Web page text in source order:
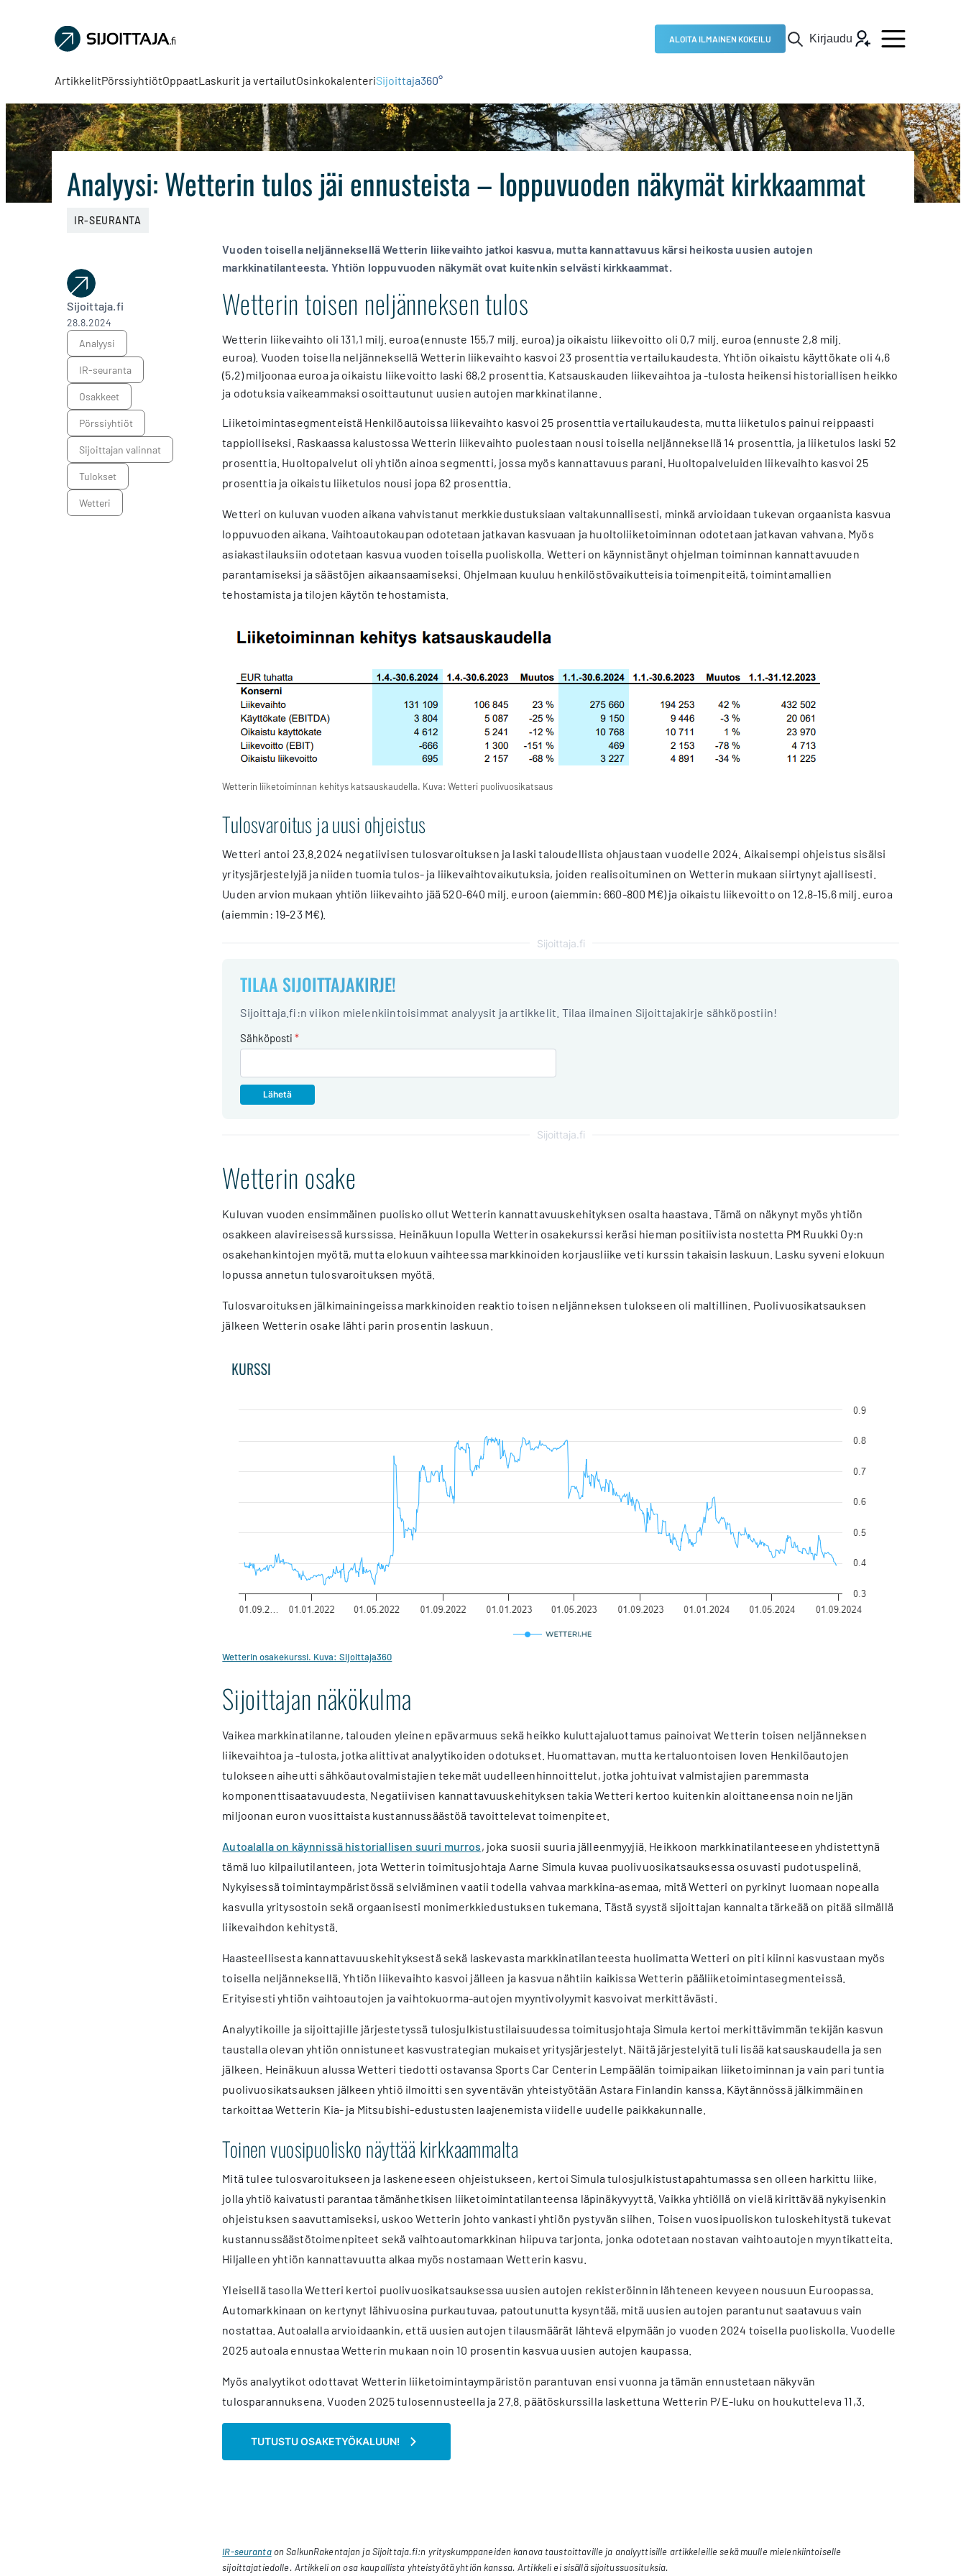
Sijoittaja.fi
Tee
sijoituspäätöksiä
ALOITA ILMAINEN KOKEILU Kirjaudu
ArtikkelitPörssiyhtiötOppaatLaskurit ja vertailutOsinkokalenteriSijoittaja360°
Analyysi: Wetterin tulos jäi ennusteista – loppuvuoden näkymät kirkkaammat
IR-SEURANTA
Sijoittaja.fi
28.8.2024
analyysi
IR-seuranta
osakkeet
pörssiyhtiöt
sijoittajan valinnat
tulokset
Wetteri
Vuoden toisella neljänneksellä Wetterin liikevaihto jatkoi kasvua, mutta kannattavuus kärsi heikosta uusien autojen
markkinatilanteesta. Yhtiön loppuvuoden näkymät ovat kuitenkin selvästi kirkkaammat.
Wetterin toisen neljänneksen tulos
Wetterin liikevaihto oli 131,1 milj. euroa (ennuste 155,7 milj. euroa) ja oikaistu liikevoitto oli 0,7 milj. euroa (ennuste 2,8 milj.
euroa). Vuoden toisella neljänneksellä Wetterin liikevaihto kasvoi 23 prosenttia vertailukaudesta. Yhtiön oikaistu käyttökate oli 4,6
(5,2) miljoonaa euroa ja oikaistu liikevoitto laski 68,2 prosenttia. Katsauskauden liikevaihtoa ja -tulosta heikensi historiallisen heikko
ja odotuksia vaikeammaksi osoittautunut uusien autojen markkinatilanne.
Liiketoimintasegmenteistä Henkilöautoissa liikevaihto kasvoi 25 prosenttia vertailukaudesta, mutta liiketulos painui reippaasti
tappiolliseksi. Raskaassa kalustossa Wetterin liikevaihto puolestaan nousi toisella neljänneksellä 14 prosenttia, ja liiketulos laski 52
prosenttia. Huoltopalvelut oli yhtiön ainoa segmentti, jossa myös kannattavuus parani. Huoltopalveluiden liikevaihto kasvoi 25
prosenttia ja oikaistu liiketulos nousi jopa 62 prosenttia.
Wetteri on kuluvan vuoden aikana vahvistanut merkkiedustuksiaan valtakunnallisesti, minkä arvioidaan tukevan orgaanista kasvua
loppuvuoden aikana. Vaihtoautokaupan odotetaan jatkavan kasvuaan ja huoltoliiketoiminnan odotetaan jatkavan vahvana. Myös
asiakastilauksiin odotetaan kasvua vuoden toisella puoliskolla. Wetteri on käynnistänyt ohjelman toiminnan kannattavuuden
parantamiseksi ja säästöjen aikaansaamiseksi. Ohjelmaan kuuluu henkilöstövaikutteisia toimenpiteitä, toimintamallien
tehostamista ja tilojen käytön tehostamista.
Wetterin liiketoiminnan kehitys katsauskaudella. Kuva: Wetteri puolivuosikatsaus
Tulosvaroitus ja uusi ohjeistus
Wetteri antoi 23.8.2024 negatiivisen tulosvaroituksen ja laski taloudellista ohjaustaan vuodelle 2024. Aikaisempi ohjeistus sisälsi
yritysjärjestelyjä ja niiden tuomia tulos- ja liikevaihtovaikutuksia, joiden realisoituminen on Wetterin mukaan siirtynyt ajallisesti.
Uuden arvion mukaan yhtiön liikevaihto jää 520-640 milj. euroon (aiemmin: 660-800 M€) ja oikaistu liikevoitto on 12,8-15,6 milj. euroa
(aiemmin: 19-23 M€).
Sijoittaja.fi
TILAA SIJOITTAJAKIRJE!
Sijoittaja.fi:n viikon mielenkiintoisimmat analyysit ja artikkelit. Tilaa ilmainen Sijoittajakirje sähköpostiin!
Sähköposti *
Sijoittaja.fi
Wetterin osake
Kuluvan vuoden ensimmäinen puolisko ollut Wetterin kannattavuuskehityksen osalta haastava. Tämä on näkynyt myös yhtiön
osakkeen alavireisessä kurssissa. Heinäkuun lopulla Wetterin osakekurssi keräsi hieman positiivista nostetta PM Ruukki Oy:n
osakehankintojen myötä, mutta elokuun vaihteessa markkinoiden korjausliike veti kurssin takaisin laskuun. Lasku syveni elokuun
lopussa annetun tulosvaroituksen myötä.
Tulosvaroituksen jälkimainingeissa markkinoiden reaktio toisen neljänneksen tulokseen oli maltillinen. Puolivuosikatsauksen
jälkeen Wetterin osake lähti parin prosentin laskuun.
Wetterin osakekurssi. Kuva: Sijoittaja360
Sijoittajan näkökulma
Vaikea markkinatilanne, talouden yleinen epävarmuus sekä heikko kuluttajaluottamus painoivat Wetterin toisen neljänneksen
liikevaihtoa ja -tulosta, jotka alittivat analyytikoiden odotukset. Huomattavan, mutta kertaluontoisen loven Henkilöautojen
tulokseen aiheutti sähköautovalmistajien tekemät uudelleenhinnoittelut, jotka johtuivat valmistajien paremmasta
komponenttisaatavuudesta. Negatiivisen kannattavuuskehityksen takia Wetteri kertoo kuitenkin aloittaneensa noin neljän
miljoonan euron vuosittaista kustannussäästöä tavoittelevat toimenpiteet.
Autoalalla on käynnissä historiallisen suuri murros, joka suosii suuria jälleenmyyjiä. Heikkoon markkinatilanteeseen yhdistettynä
tämä luo kilpailutilanteen, jota Wetterin toimitusjohtaja Aarne Simula kuvaa puolivuosikatsauksessa osuvasti pudotuspelinä.
Nykyisessä toimintaympäristössä selviäminen vaatii todella vahvaa markkina-asemaa, mitä Wetteri on pyrkinyt luomaan nopealla
kasvulla yritysostoin sekä orgaanisesti monimerkkiedustuksen tukemana. Tästä syystä sijoittajan kannalta tärkeää on pitää silmällä
liikevaihdon kehitystä.
Haasteellisesta kannattavuuskehityksestä sekä laskevasta markkinatilanteesta huolimatta Wetteri on piti kiinni kasvustaan myös
toisella neljänneksellä. Yhtiön liikevaihto kasvoi jälleen ja kasvua nähtiin kaikissa Wetterin pääliiketoimintasegmenteissä.
Erityisesti yhtiön vaihtoautojen ja vaihtokuorma-autojen myyntivolyymit kasvoivat merkittävästi.
Analyytikoille ja sijoittajille järjestetyssä tulosjulkistustilaisuudessa toimitusjohtaja Simula kertoi merkittävimmän tekijän kasvun
taustalla olevan yhtiön onnistuneet kasvustrategian mukaiset yritysjärjestelyt. Näitä järjestelyitä tuli lisää katsauskaudella ja sen
jälkeen. Heinäkuun alussa Wetteri tiedotti ostavansa Sports Car Centerin Lempäälän toimipaikan liiketoiminnan ja vain pari tuntia
puolivuosikatsauksen jälkeen yhtiö ilmoitti sen syventävän yhteistyötään Astara Finlandin kanssa. Käytännössä jälkimmäinen
tarkoittaa Wetterin Kia- ja Mitsubishi-edustusten laajenemista viidelle uudelle paikkakunnalle.
Toinen vuosipuolisko näyttää kirkkaammalta
Mitä tulee tulosvaroitukseen ja laskeneeseen ohjeistukseen, kertoi Simula tulosjulkistustapahtumassa sen olleen harkittu liike,
jolla yhtiö kaivatusti parantaa tämänhetkisen liiketoimintatilanteensa läpinäkyvyyttä. Vaikka yhtiöllä on vielä kirittävää nykyisenkin
ohjeistuksen saavuttamiseksi, uskoo Wetterin johto vankasti yhtiön pystyvän siihen. Toisen vuosipuoliskon tuloskehitystä tukevat
kustannussäästötoimenpiteet sekä vaihtoautomarkkinan hiipuva tarjonta, jonka odotetaan nostavan vaihtoautojen myyntikatteita.
Hiljalleen yhtiön kannattavuutta alkaa myös nostamaan Wetterin kasvu.
Yleisellä tasolla Wetteri kertoi puolivuosikatsauksessa uusien autojen rekisteröinnin lähteneen kevyeen nousuun Euroopassa.
Automarkkinaan on kertynyt lähivuosina purkautuvaa, patoutunutta kysyntää, mitä uusien autojen parantunut saatavuus vain
nostattaa. Autoalalla arvioidaankin, että uusien autojen tilausmäärät lähtevä elpymään jo vuoden 2024 toisella puoliskolla. Vuodelle
2025 autoala ennustaa Wetterin mukaan noin 10 prosentin kasvua uusien autojen kaupassa.
Myös analyytikot odottavat Wetterin liiketoimintaympäristön parantuvan ensi vuonna ja tämän ennustetaan näkyvän
tulosparannuksena. Vuoden 2025 tulosennusteella ja 27.8. päätöskurssilla laskettuna Wetterin P/E-luku on houkutteleva 11,3.
TUTUSTU OSAKETYÖKALUUN!
IR-seurantaon SalkunRakentajan ja Sijoittaja.fi:n yrityskumppaneiden kanava taustoittaville ja analyyttisille artikkeleille sekä muulle mielenkiintoiselle
sijoittajatiedolle. Artikkeli on osa kaupallista yhteistyötä yhtiön kanssa. Artikkeli ei sisällä sijoitussuosituksia.